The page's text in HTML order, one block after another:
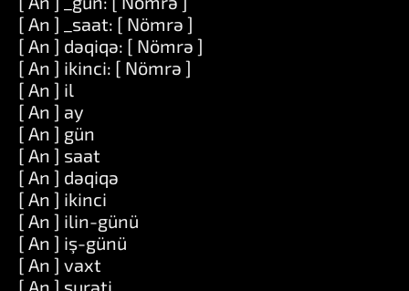
[ An ] _saat: [ Nömrə ]
[ An ] dəqiqə: [ Nömrə ]
[ An ] ikinci: [ Nömrə ]
[ An ] il
[ An ] ay
[ An ] gün
[ An ] saat
[ An ] dəqiqə
[ An ] ikinci
[ An ] ilin-günü
[ An ] iş-günü
[ An ] vaxt
[ An ] surəti